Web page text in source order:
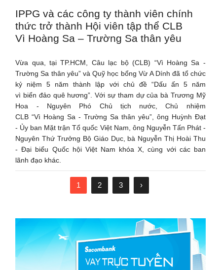
IPPG và các công ty thành viên chính
thức trở thành Hội viên tập thể CLB
Vì Hoàng Sa – Trường Sa thân yêu
Vừa qua, tại TP.HCM, Câu lạc bộ (CLB) “Vì Hoàng Sa -
Trường Sa thân yêu” và Quỹ học bổng Vừ A Dính đã tổ chức
kỷ niệm 5 năm thành lập với chủ đề “Dấu ấn 5 năm
vì biển đảo quê hương”. Với sự tham dự của bà Trương Mỹ
Hoa - Nguyên Phó Chủ tịch nước, Chủ nhiệm
CLB “Vì Hoàng Sa - Trường Sa thân yêu”, ông Huỳnh Đạt
- Ủy ban Mặt trận Tổ quốc Việt Nam, ông Nguyễn Tấn Phát -
Nguyên Thứ Trưởng Bộ Giáo Dục, bà Nguyễn Thị Hoài Thu
- Đại biểu Quốc hội Việt Nam khóa X, cùng với các ban
lãnh đạo khác.
1 2 3 ›